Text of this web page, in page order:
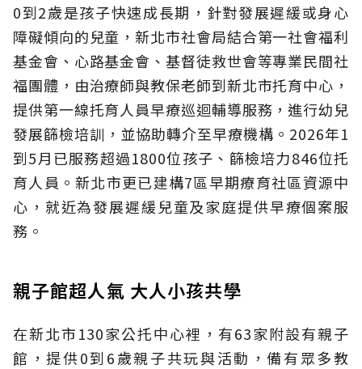
0到2歲是孩子快速成長期，針對發展遲緩或身心
障礙傾向的兒童，新北市社會局結合第一社會福利
基金會、心路基金會、基督徒救世會等專業民間社
福團體，由治療師與教保老師到新北市托育中心，
提供第一線托育人員早療巡迴輔導服務，進行幼兒
發展篩檢培訓，並協助轉介至早療機構。2026年1
到5月已服務超過1800位孩子、篩檢培力846位托
育人員。新北市更已建構7區早期療育社區資源中
心，就近為發展遲緩兒童及家庭提供早療個案服
務。
親子館超人氣 大人小孩共學
在新北市130家公托中心裡，有63家附設有親子
館，提供0到6歲親子共玩與活動，備有眾多教